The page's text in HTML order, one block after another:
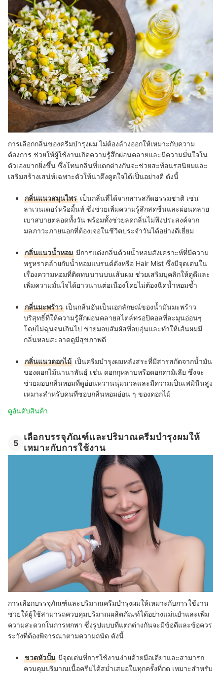
การเลือกกลิ่นของครีมบำรุงผม ไม่ต้องล้างออกให้เหมาะกับความ
ต้องการ ช่วยให้ผู้ใช้งานเกิดความรู้สึกผ่อนคลายและมีความมั่นใจใน
ตัวเองมากยิ่งขึ้น ซึ่งโทนกลิ่นที่แตกต่างกันจะช่วยสะท้อนรสนิยมและ
เสริมสร้างเสน่ห์เฉพาะตัวให้น่าดึงดูดใจได้เป็นอย่างดี ดังนี้
กลิ่นแนวสมุนไพร เป็นกลิ่นที่ได้จากสารสกัดธรรมชาติ เช่น
ลาเวนเดอร์หรือมิ้นท์ ซึ่งช่วยเพิ่มความรู้สึกสดชื่นและผ่อนคลาย
เบาสบายตลอดทั้งวัน พร้อมทั้งช่วยลดกลิ่นไม่พึงประสงค์จาก
มลภาวะภายนอกที่ต้องเจอในชีวิตประจำวันได้อย่างดีเยี่ยม
กลิ่นแนวน้ำหอม มีการแต่งกลิ่นด้วยน้ำหอมสังเคราะห์ที่มีความ
หรูหราคล้ายกับน้ำหอมแบรนด์ดังหรือ Hair Mist ซึ่งมีจุดเด่นใน
เรื่องความหอมที่ติดทนนานบนเส้นผม ช่วยเสริมบุคลิกให้ดูดีและ
เพิ่มความมั่นใจได้ยาวนานต่อเนื่องโดยไม่ต้องฉีดน้ำหอมซ้ำ
กลิ่นมะพร้าว เป็นกลิ่นอันเป็นเอกลักษณ์ของน้ำมันมะพร้าว
บริสุทธิ์ที่ให้ความรู้สึกผ่อนคลายสไตล์ทรอปิคอลที่ละมุนอ่อนๆ
โดยไม่ฉุนจนเกินไป ช่วยมอบสัมผัสที่อบอุ่นและทำให้เส้นผมมี
กลิ่นหอมสะอาดดูมีสุขภาพดี
กลิ่นแนวดอกไม้ เป็นครีมบำรุงผมหลังสระที่มีสารสกัดจากน้ำมัน
ของดอกไม้นานาพันธุ์ เช่น ดอกกุหลาบหรือดอกคามิเลีย ซึ่งจะ
ช่วยมอบกลิ่นหอมที่ดูอ่อนหวานนุ่มนวลและมีความเป็นเฟมินีนสูง
เหมาะสำหรับคนที่ชอบกลิ่นหอมอ่อน ๆ ของดอกไม้
ดูอันดับสินค้า
5
เลือกบรรจุภัณฑ์และปริมาณครีมบํารุงผมให้
เหมาะกับการใช้งาน
การเลือกบรรจุภัณฑ์และปริมาณครีมบํารุงผมให้เหมาะกับการใช้งาน
ช่วยให้ผู้ใช้สามารถควบคุมปริมาณผลิตภัณฑ์ได้อย่างแม่นยำและเพิ่ม
ความสะดวกในการพกพา ซึ่งรูปแบบที่แตกต่างกันจะมีข้อดีและข้อควร
ระวังที่ต้องพิจารณาตามความถนัด ดังนี้
ขวดหัวปั๊ม มีจุดเด่นที่การใช้งานง่ายด้วยมือเดียวและสามารถ
ควบคุมปริมาณเนื้อครีมได้สม่ำเสมอในทุกครั้งที่กด เหมาะสำหรับ